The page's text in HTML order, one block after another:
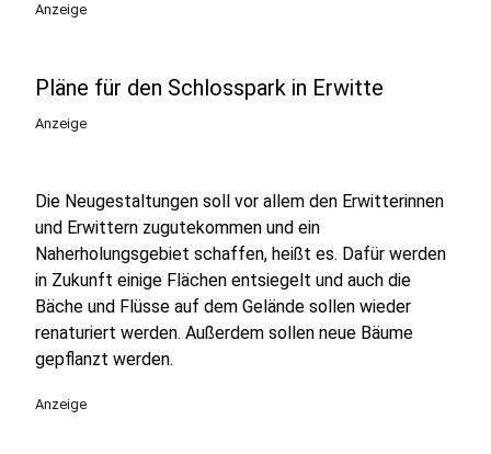
Anzeige
Pläne für den Schlosspark in Erwitte
Anzeige
Die Neugestaltungen soll vor allem den Erwitterinnen
und Erwittern zugutekommen und ein
Naherholungsgebiet schaffen, heißt es. Dafür werden
in Zukunft einige Flächen entsiegelt und auch die
Bäche und Flüsse auf dem Gelände sollen wieder
renaturiert werden. Außerdem sollen neue Bäume
gepflanzt werden.
Anzeige